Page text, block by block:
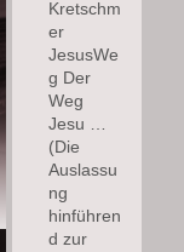
Kretschm
er
JesusWe
g Der
Weg
Jesu …
(Die
Auslassu
ng
hinführen
d zur